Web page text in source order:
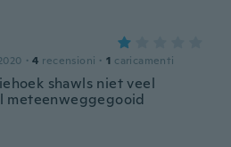
· 4 recensioni · 1 caricamenti
shawls niet veel
meteenweggegooid